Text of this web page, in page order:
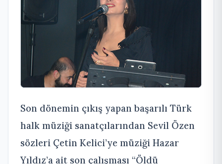
Son dönemin çıkış yapan başarılı Türk
halk müziği sanatçılarından Sevil Özen
sözleri Çetin Kelici’ye müziği Hazar
Yıldız’a ait son çalışması “Öldü